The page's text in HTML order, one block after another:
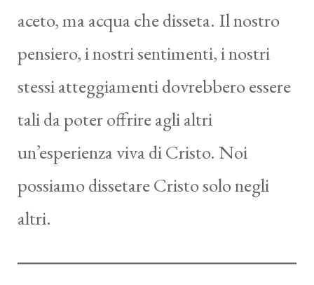
aceto, ma acqua che disseta. Il nostro
pensiero, i nostri sentimenti, i nostri
stessi atteggiamenti dovrebbero essere
tali da poter offrire agli altri
un’esperienza viva di Cristo. Noi
possiamo dissetare Cristo solo negli
altri.